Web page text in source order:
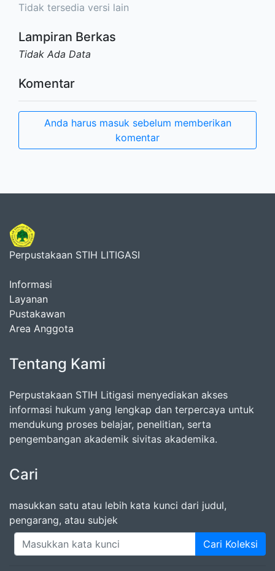
Tidak tersedia versi lain
Lampiran Berkas
Tidak Ada Data
Komentar
Anda harus masuk sebelum memberikan
komentar
Perpustakaan STIH LITIGASI
Informasi
Layanan
Pustakawan
Area Anggota
Tentang Kami
Perpustakaan STIH Litigasi menyediakan akses
informasi hukum yang lengkap dan terpercaya untuk
mendukung proses belajar, penelitian, serta
pengembangan akademik sivitas akademika.
Cari
masukkan satu atau lebih kata kunci dari judul,
pengarang, atau subjek
Cari Koleksi